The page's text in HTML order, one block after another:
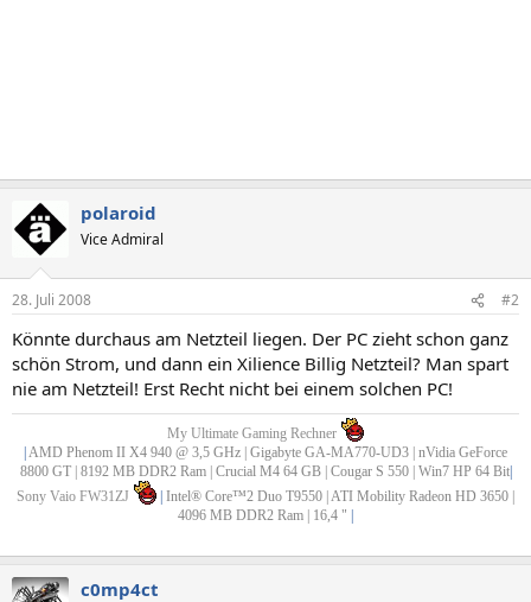
polaroid
Vice Admiral
28. Juli 2008 #2
Könnte durchaus am Netzteil liegen. Der PC zieht schon ganz
schön Strom, und dann ein Xilience Billig Netzteil? Man spart
nie am Netzteil! Erst Recht nicht bei einem solchen PC!
My Ultimate Gaming Rechner
AMD Phenom II X4 940 @ 3,5 GHz | Gigabyte GA-MA770-UD3 | nVidia GeForce
8800 GT | 8192 MB DDR2 Ram | Crucial M4 64 GB | Cougar S 550 | Win7 HP 64 Bit|
Sony Vaio FW31ZJ
Intel® Core™2 Duo T9550 | ATI Mobility Radeon HD 3650 |
4096 MB DDR2 Ram | 16,4 "
c0mp4ct